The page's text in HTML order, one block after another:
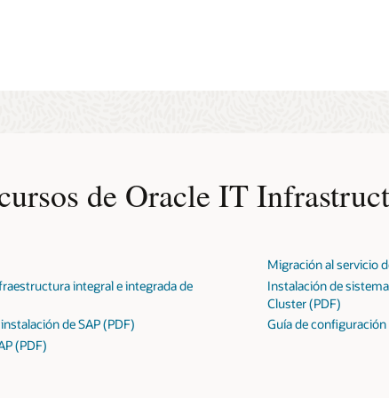
de Oracle IT
integral e integrada de
de SAP (PDF)
(PDF)
Migración al servicio
Instalación de
Cluster (PDF)
Guía de configuración